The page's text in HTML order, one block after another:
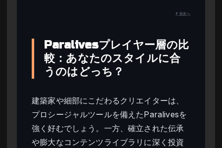
↑ 目次へ
Paralivesプレイヤー層の比
較：あなたのスタイルに合
うのはどっち？
建築家や細部にこだわるクリエイターは、
プロシージャルツールを備えたParalivesを
強く好むでしょう。一方、確立された伝承
や膨大なコンテンツライブラリに深く投資